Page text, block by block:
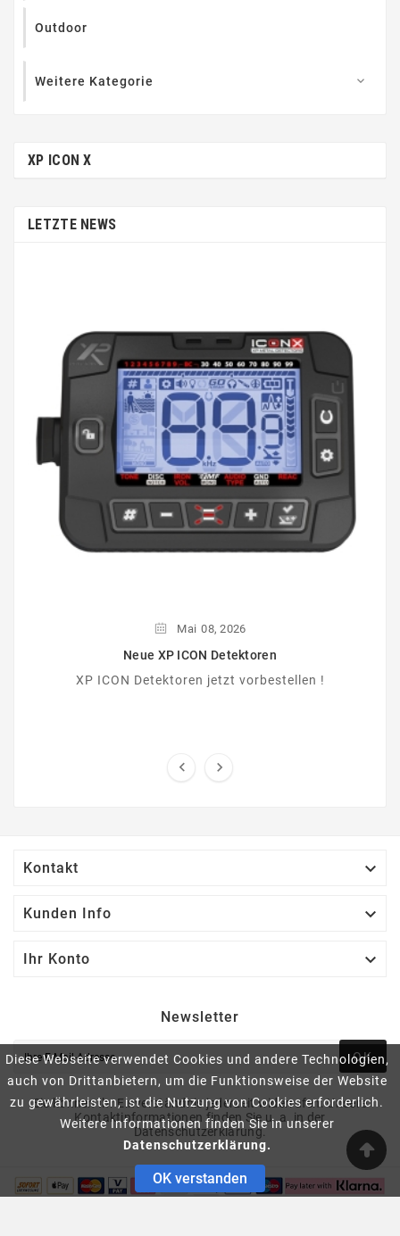
Diese Webseite verwendet Cookies und andere Technologien,
auch von Drittanbietern, um die Funktionsweise der Website
zu gewährleisten, ist die Nutzung von Cookies erforderlich.
Weitere Informationen finden Sie in unserer
Datenschutzerklärung.
OK verstanden
Outdoor
Weitere Kategorie 
XP ICON X
LETZTE NEWS
Mai 08, 2026
Neue XP ICON Detektoren
XP ICON Detektoren jetzt vorbestellen !
 
Kontakt 
Kunden Info 
Ihr Konto 
Newsletter
OK
Sie können Ihr Einverständnis jederzeit widerrufen. Unsere
Kontaktinformationen finden Sie u. a. in der
Datenschutzerklärung.